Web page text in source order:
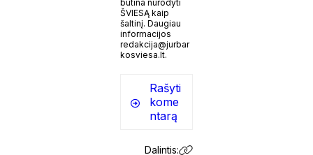
būtina nurodyti
ŠVIESĄ kaip
šaltinį. Daugiau
informacijos
redakcija@jurbar
kosviesa.lt.
Rašyti
kome
ntarą
Dalintis: